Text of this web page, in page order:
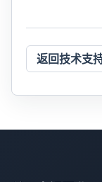
返回技术支